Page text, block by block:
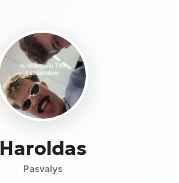
Haroldas
Pasvalys